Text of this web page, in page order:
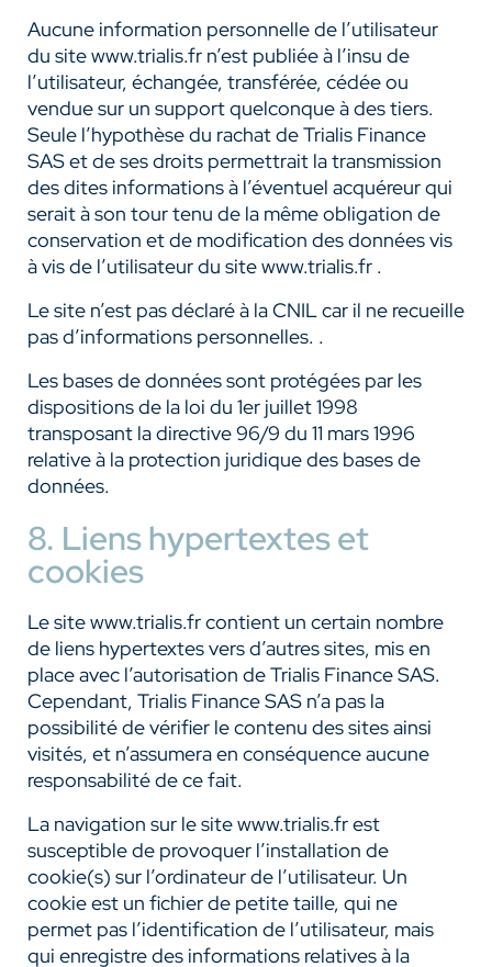
Aucune information personnelle de l’utilisateur
du site www.trialis.fr n’est publiée à l’insu de
l’utilisateur, échangée, transférée, cédée ou
vendue sur un support quelconque à des tiers.
Seule l’hypothèse du rachat de Trialis Finance
SAS et de ses droits permettrait la transmission
des dites informations à l’éventuel acquéreur qui
serait à son tour tenu de la même obligation de
conservation et de modification des données vis
à vis de l’utilisateur du site www.trialis.fr .
Le site n’est pas déclaré à la CNIL car il ne recueille
pas d’informations personnelles. .
Les bases de données sont protégées par les
dispositions de la loi du 1er juillet 1998
transposant la directive 96/9 du 11 mars 1996
relative à la protection juridique des bases de
données.
8. Liens hypertextes et
cookies
Le site www.trialis.fr contient un certain nombre
de liens hypertextes vers d’autres sites, mis en
place avec l’autorisation de Trialis Finance SAS.
Cependant, Trialis Finance SAS n’a pas la
possibilité de vérifier le contenu des sites ainsi
visités, et n’assumera en conséquence aucune
responsabilité de ce fait.
La navigation sur le site www.trialis.fr est
susceptible de provoquer l’installation de
cookie(s) sur l’ordinateur de l’utilisateur. Un
cookie est un fichier de petite taille, qui ne
permet pas l’identification de l’utilisateur, mais
qui enregistre des informations relatives à la